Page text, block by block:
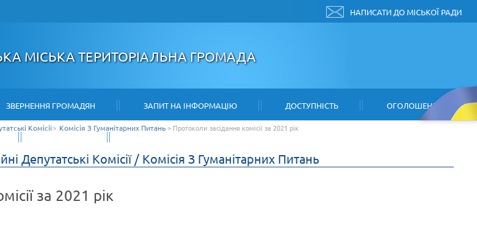
НАПИСАТИ ДО МІСЬКОЇ РАДИ
МІСЬКА ТЕРИТОРІАЛЬНА ГРОМАДА
ЗВЕРНЕННЯ ГРОМАДЯН ЗАПИТ НА ІНФОРМАЦІЮ ДОСТУПНІСТЬ ОГОЛОШЕННЯ
Комісії> Комісія З Гуманітарних Питань> Протоколи засідання комісії за 2021 рік
Депутатські Комісії / Комісія З Гуманітарних Питань
за 2021 рік